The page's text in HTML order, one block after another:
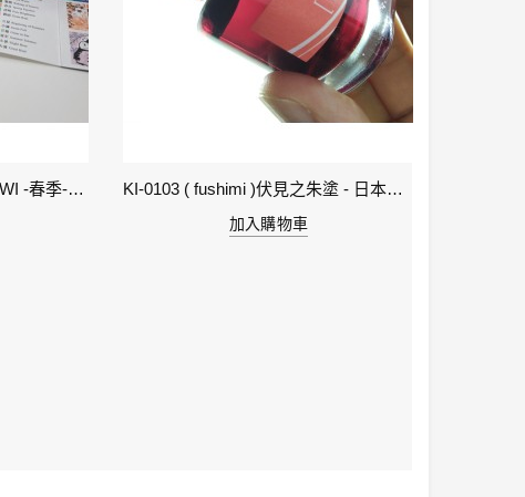
1-立春 Beginning of Spring IWI -春季-24節氣色澤鋼筆墨水
KI-0103 ( fushimi )伏見之朱塗 - 日本名牌京彩樽裝鋼筆墨水40ml
加入購物車